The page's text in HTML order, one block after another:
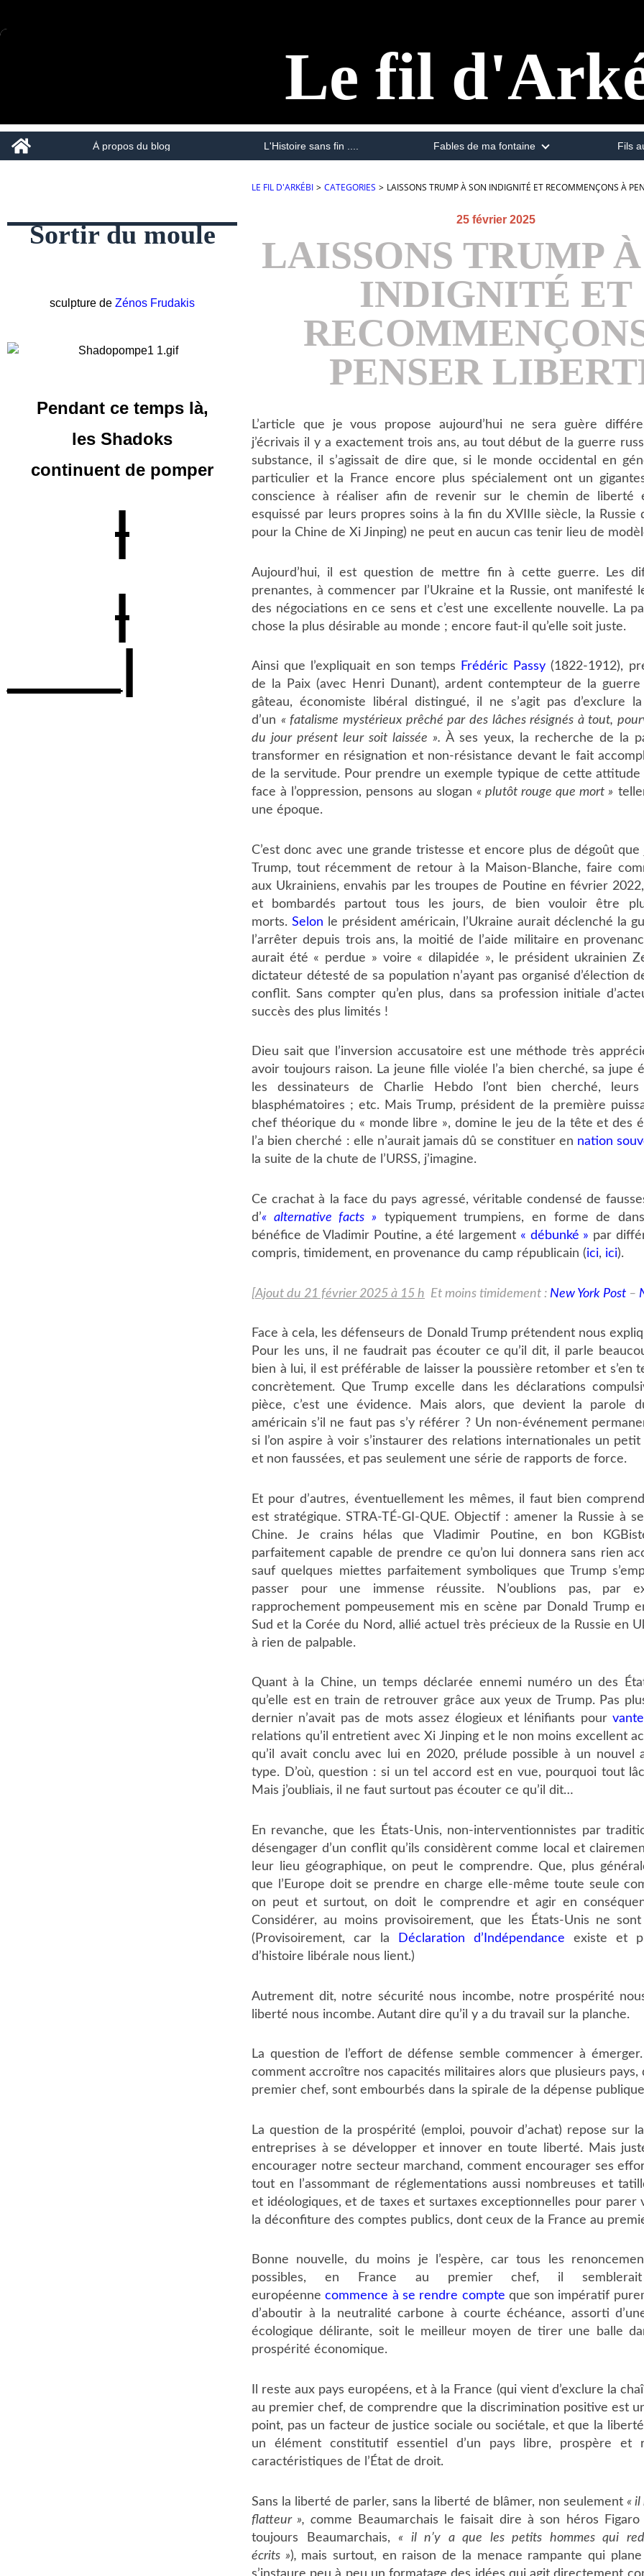
Le fil
Home
À propos du blog
L'Histoire sans fin .... Fables de ma fontaine Fils
Sortir du moule
sculpture de Zénos Frudakis
Pendant ce temps là,
les Shadoks
continuent de pomper
|
|
____|
LE FIL D'ARKÉBI > CATEGORIES > LAISSONS TRUMP À SON INDIGNITÉ ET RECOMMENÇONS À
25 février 2025
LAISSONS TRUMP
INDIGNITÉ ET
PENSER
L’article que je vous propose aujourd’hui ne sera guère
j’écrivais il y a exactement trois ans, au tout début de la guerre
substance, il s’agissait de dire que, si le monde occidental en
particulier et la France encore plus spécialement ont un
conscience à réaliser afin de revenir sur le chemin de liberté
esquissé par leurs propres soins à la fin du XVIIIe siècle, la Russie
pour la Chine de Xi Jinping) ne peut en aucun cas tenir lieu de
Aujourd’hui, il est question de mettre fin à cette guerre. Les
prenantes, à commencer par l’Ukraine et la Russie, ont manifesté
des négociations en ce sens et c’est une excellente nouvelle. La
chose la plus désirable au monde ; encore faut-il qu’elle soit juste.
Ainsi que l’expliquait en son temps Frédéric Passy (1822-1912),
de la Paix (avec Henri Dunant), ardent contempteur de la
gâteau, économiste libéral distingué, il ne s’agit pas d’exclure
d’un « fatalisme mystérieux prêché par des lâches résignés à tout,
du jour présent leur soit laissée ». À ses yeux, la recherche de la
transformer en résignation et non-résistance devant le fait
de la servitude. Pour prendre un exemple typique de cette
face à l’oppression, pensons au slogan « plutôt rouge que mort »
une époque.
C’est donc avec une grande tristesse et encore plus de dégoût que
Trump, tout récemment de retour à la Maison-Blanche, faire
aux Ukrainiens, envahis par les troupes de Poutine en février
et bombardés partout tous les jours, de bien vouloir être
morts. Selon
le président américain, l’Ukraine aurait déclenché la
l’arrêter depuis trois ans, la moitié de l’aide militaire en
aurait été « perdue » voire « dilapidée », le président ukrainien
dictateur détesté de sa population n’ayant pas organisé d’élection
conflit. Sans compter qu’en plus, dans sa profession initiale
succès des plus limités !
Dieu sait que l’inversion accusatoire est une méthode très
avoir toujours raison. La jeune fille violée l’a bien cherché, sa jupe
les dessinateurs de Charlie Hebdo l’ont bien cherché, leurs
blasphématoires ; etc. Mais Trump, président de la première
chef théorique du « monde libre », domine le jeu de la tête et des
l’a bien cherché : elle n’aurait jamais dû se constituer en nation
la suite de la chute de l’URSS, j’imagine.
Ce crachat à la face du pays agressé, véritable condensé de
d’« alternative facts »
typiquement trumpiens, en forme de
bénéfice de Vladimir Poutine, a été largement « débunké » par
compris, timidement, en provenance du camp républicain (ici, ici).
[Ajout du 21 février 2025 à 15 h Et moins timidement : New York Post –
Face à cela, les défenseurs de Donald Trump prétendent nous
Pour les uns, il ne faudrait pas écouter ce qu’il dit, il parle
bien à lui, il est préférable de laisser la poussière retomber et s’en
concrètement. Que Trump excelle dans les déclarations
pièce, c’est une évidence. Mais alors, que devient la parole
américain s’il ne faut pas s’y référer ? Un non-événement
si l’on aspire à voir s’instaurer des relations internationales un
et non faussées, et pas seulement une série de rapports de force.
Et pour d’autres, éventuellement les mêmes, il faut bien
est stratégique. STRA-TÉ-GI-QUE. Objectif : amener la Russie à
Chine. Je crains hélas que Vladimir Poutine, en bon
parfaitement capable de prendre ce qu’on lui donnera sans rien
sauf quelques miettes parfaitement symboliques que Trump
passer pour une immense réussite. N’oublions pas, par
rapprochement pompeusement mis en scène par Donald Trump
Sud et la Corée du Nord, allié actuel très précieux de la Russie en
à rien de palpable.
Quant à la Chine, un temps déclarée ennemi numéro un des
qu’elle est en train de retrouver grâce aux yeux de Trump. Pas
dernier n’avait pas de mots assez élogieux et lénifiants pour
relations qu’il entretient avec Xi Jinping et le non moins excellent
qu’il avait conclu avec lui en 2020, prélude possible à un nouvel
type. D’où, question : si un tel accord est en vue, pourquoi tout
Mais j’oubliais, il ne faut surtout pas écouter ce qu’il dit…
En revanche, que les États-Unis, non-interventionnistes par
désengager d’un conflit qu’ils considèrent comme local et
leur lieu géographique, on peut le comprendre. Que, plus
que l’Europe doit se prendre en charge elle-même toute seule
on peut et surtout, on doit le comprendre et agir en
Considérer, au moins provisoirement, que les États-Unis ne
(Provisoirement, car la
Déclaration d’Indépendance
existe et
d’histoire libérale nous lient.)
Autrement dit, notre sécurité nous incombe, notre prospérité
liberté nous incombe. Autant dire qu’il y a du travail sur la planche.
La question de l’effort de défense semble commencer à
comment accroître nos capacités militaires alors que plusieurs pays,
premier chef, sont embourbés dans la spirale de la dépense
La question de la prospérité (emploi, pouvoir d’achat) repose sur
entreprises à se développer et innover en toute liberté. Mais
encourager notre secteur marchand, comment encourager ses
tout en l’assommant de réglementations aussi nombreuses et
et idéologiques, et de taxes et surtaxes exceptionnelles pour parer
la déconfiture des comptes publics, dont ceux de la France au
Bonne nouvelle, du moins je l’espère, car tous les
possibles, en France au premier chef, il
européenne commence à se rendre compte que son impératif
d’aboutir à la neutralité carbone à courte échéance, assorti
écologique délirante, soit le meilleur moyen de tirer une balle
prospérité économique.
Il reste aux pays européens, et à la France (qui vient d’exclure la
au premier chef, de comprendre que la discrimination positive est
point, pas un facteur de justice sociale ou sociétale, et que la liberté
un élément constitutif essentiel d’un pays libre, prospère et
caractéristiques de l’État de droit.
Sans la liberté de parler, sans la liberté de blâmer, non seulement « il
flatteur », comme Beaumarchais le faisait dire à son héros
toujours Beaumarchais,
« il n’y a que les petits hommes qui
écrits »), mais surtout, en raison de la menace rampante qui plane